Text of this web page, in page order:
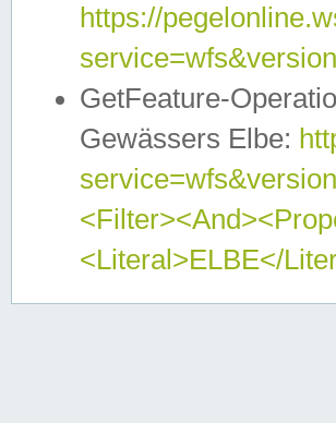
https://
GetFeature-
Gewässers Elbe:
<Literal>ELBE</